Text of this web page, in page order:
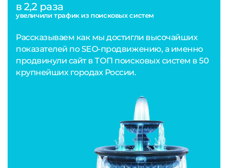
в 2,2 раза
увеличили трафик из поисковых систем
Рассказываем как мы достигли высочайших
показателей по SEO-продвижению, а именно
продвинули сайт в ТОП поисковых систем в 50
крупнейших городах России.